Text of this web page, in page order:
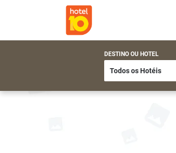
DESTINO OU HOTEL